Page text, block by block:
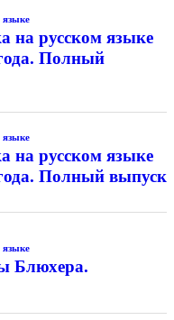
языке
на русском языке
Полный
языке
на русском языке
Полный выпуск
языке
Блюхера.